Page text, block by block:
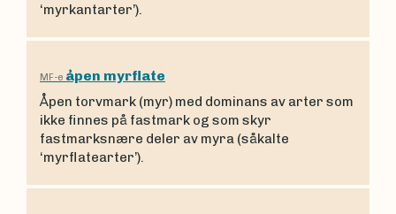
‘myrkantarter’).
MF-e åpen myrflate
Åpen torvmark (myr) med dominans av arter som
ikke finnes på fastmark og som skyr
fastmarksnære deler av myra (såkalte
‘myrflatearter’).